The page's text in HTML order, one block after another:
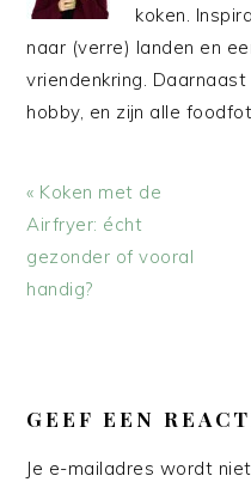
koken.
naar (verre) landen en
vriendenkring.
hobby, en zijn alle
Vorig
bericht:
« Koken met de
Airfryer: écht
gezonder of vooral
handig?
INTERACTIES
GEEF EEN
Je e-mailadres wordt